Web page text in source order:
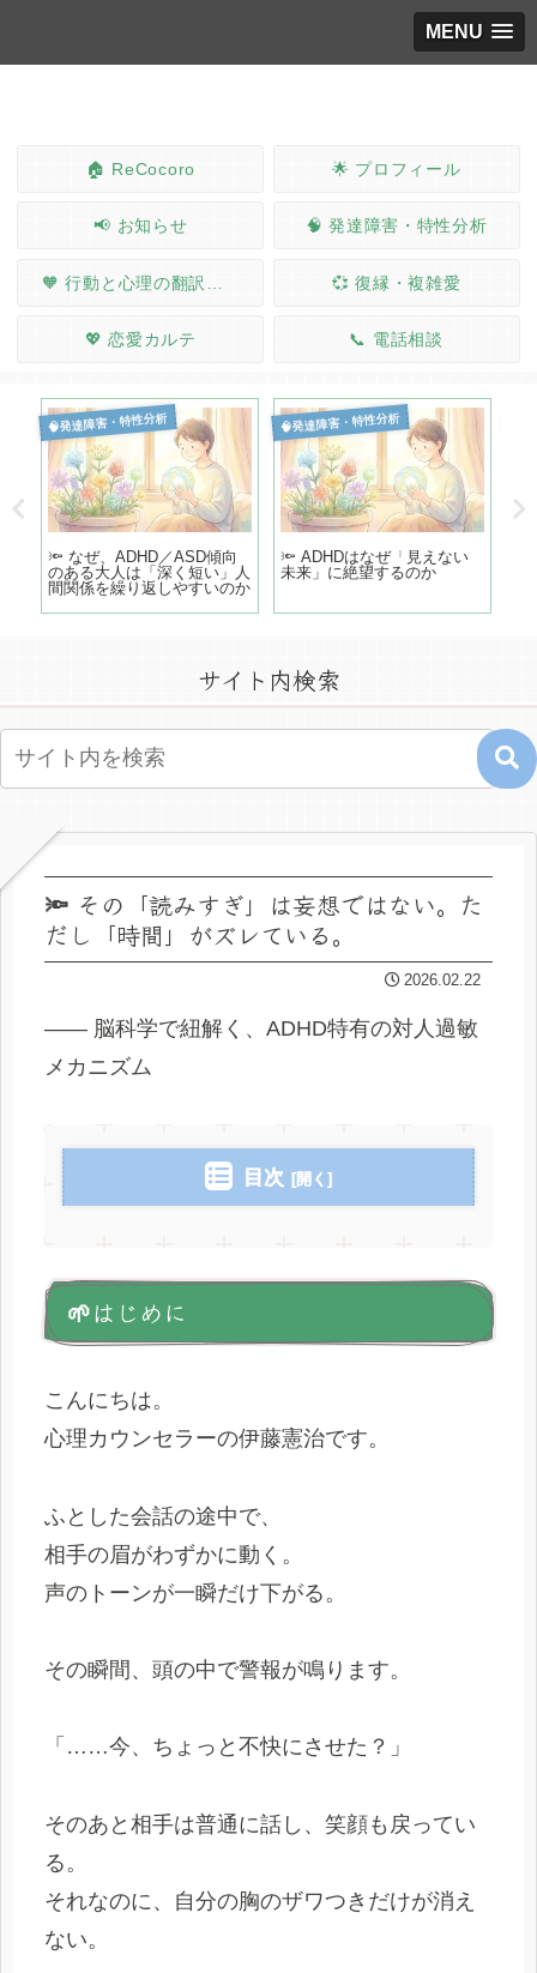
MENU
🏠 ReCocoro 🌟 プロフィール
📢 お知らせ 🧠 発達障害・特性分析
💞 復縁・複雑愛
💖 恋愛カルテ 📞 電話相談
🧠発達障害・特性分析
🔦 なぜ、ADHD／ASD傾向
のある大人は「深く短い」人
間関係を繰り返しやすいのか
🧠発達障害・特性分析
🔦 ADHDはなぜ「見えない
未来」に絶望するのか
サイト内検索
🔦 その「読みすぎ」は妄想ではない。た
だし「時間」がズレている。
2026.02.22
—— 脳科学で紐解く、ADHD特有の対人過敏
メカニズム
目次
🌱はじめに
こんにちは。
心理カウンセラーの伊藤憲治です。
ふとした会話の途中で、
相手の眉がわずかに動く。
声のトーンが一瞬だけ下がる。
その瞬間、頭の中で警報が鳴ります。
「……今、ちょっと不快にさせた？」
そのあと相手は普通に話し、笑顔も戻ってい
る。
それなのに、自分の胸のザワつきだけが消え
ない。